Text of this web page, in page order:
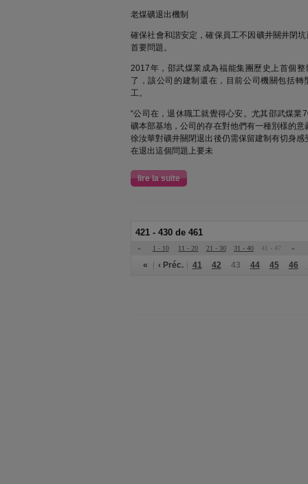
老煤礦退出機制
確保社會和諧安定，確保員工不因礦井關井閉
首要問題。
2017年，邵武煤業成為福能集團歷史上首個
了，該公司的建制還在，目前公司機關包括
工。
“公司在，退休職工就覺得心安。尤其邵武煤
礦本部基地，公司的存在對他們有一種別樣的
徐汝華對礦井關閉退出後仍需保留建制有切身
在退出這個問題上要未
lire la suite
421 - 430 de 461
« 1 - 10 11 - 20 21 - 30 31 - 40 41 - 47 »
« ‹ Préc. 41 42 43 44 45 46